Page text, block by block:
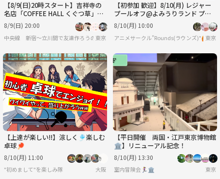
【8/9(日)20時スタート】吉祥寺の
名店「COFFEE HALL くぐつ草」
で、一緒にカレーを食べませんか？
🍛
8/9(日) 20:00
中央線 新宿〜立川間で友達作ろうの会東京
【初参加 歓迎】8/10(月) レジャー
プールオフ@よみうりランド プー
ルWAI ☀️
8/10(月) 10:00
アニメサークル"Rounds(ラウンズ)"🙆東京
【上達が楽しい!!】涼しく🎐楽しむ
卓球🏓
8/10(月) 11:00
"初めまして"を楽しみ隊 大阪
【平日開催 両国・江戸東京博物館
🏛️】リニューアル記念！
8/10(月) 13:30
室内冒険会🏃‍♀️🏛 東京